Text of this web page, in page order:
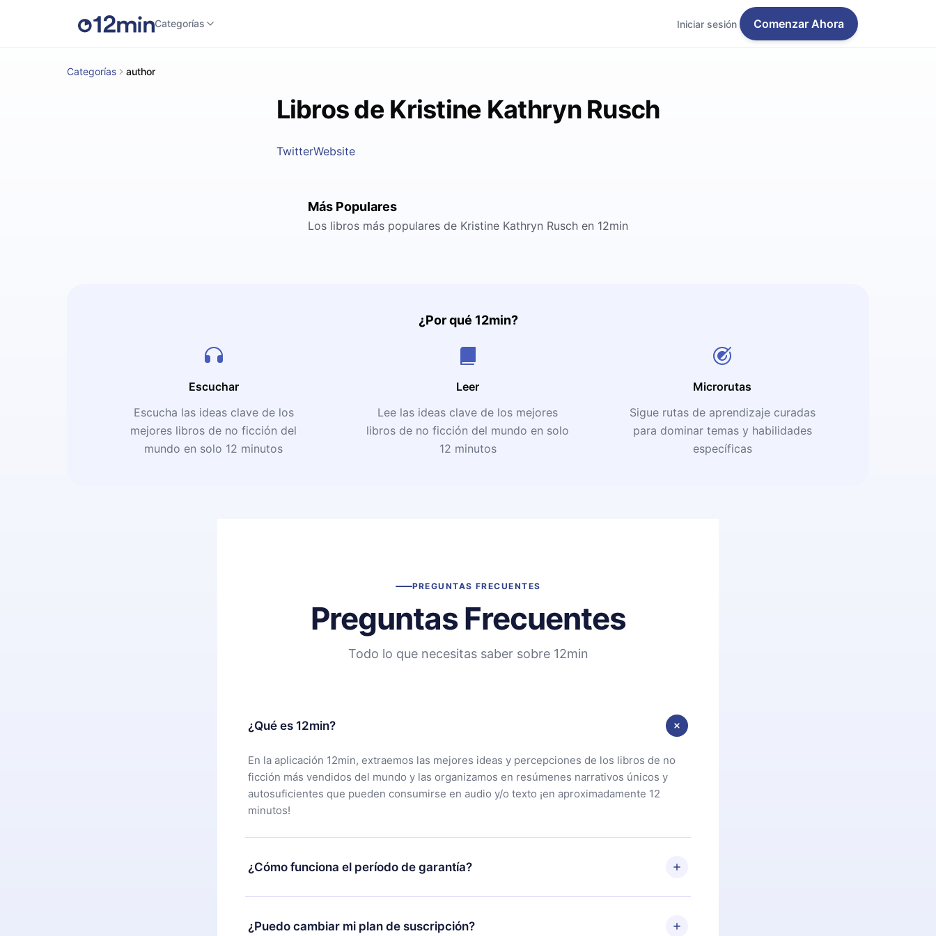
Categorías Iniciar sesión Comenzar Ahora
Categorías author
Libros de Kristine Kathryn Rusch
TwitterWebsite
Más Populares
Los libros más populares de Kristine Kathryn Rusch en 12min
¿Por qué 12min?
Escuchar
Escucha las ideas clave de los
mejores libros de no ficción del
mundo en solo 12 minutos
Leer
Lee las ideas clave de los mejores
libros de no ficción del mundo en solo
12 minutos
Microrutas
Sigue rutas de aprendizaje curadas
para dominar temas y habilidades
específicas
PREGUNTAS FRECUENTES
Preguntas Frecuentes
Todo lo que necesitas saber sobre 12min
¿Qué es 12min?
En la aplicación 12min, extraemos las mejores ideas y percepciones de los libros de no
ficción más vendidos del mundo y las organizamos en resúmenes narrativos únicos y
autosuficientes que pueden consumirse en audio y/o texto ¡en aproximadamente 12
minutos!
¿Cómo funciona el período de garantía?
Puedes descargar nuestra aplicación y comenzar a disfrutar de nuestra biblioteca. Si por
alguna razón no estás satisfecho con nuestra plataforma, simplemente contacta a
¿Puedo cambiar mi plan de suscripción?